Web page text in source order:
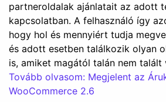
partneroldalak ajánlatait az adott
kapcsolatban. A felhasználó így
hogy hol és mennyiért tudja
és adott esetben találkozik olyan
is, amiket magától talán nem talált
Tovább olvasom: Megjelent az
WooCommerce 2.6